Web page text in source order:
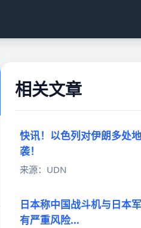
相关文章
快讯！以色列对伊朗多处
袭！
来源：UDN
日本称中国战斗机与日本
有严重风险...